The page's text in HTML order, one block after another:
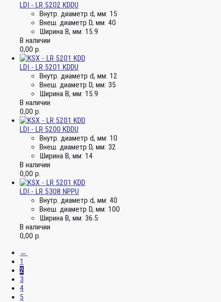
LDI - LR 5202 KDDU
Внутр. диаметр d, мм: 15
Внеш. диаметр D, мм: 40
Ширина B, мм: 15.9
В наличии
0,00 р.
LDI - LR 5201 KDDU
Внутр. диаметр d, мм: 12
Внеш. диаметр D, мм: 35
Ширина B, мм: 15.9
В наличии
0,00 р.
LDI - LR 5200 KDDU
Внутр. диаметр d, мм: 10
Внеш. диаметр D, мм: 32
Ширина B, мм: 14
В наличии
0,00 р.
LDI - LR 5308 NPPU
Внутр. диаметр d, мм: 40
Внеш. диаметр D, мм: 100
Ширина B, мм: 36.5
В наличии
0,00 р.
←
1
2
3
4
5